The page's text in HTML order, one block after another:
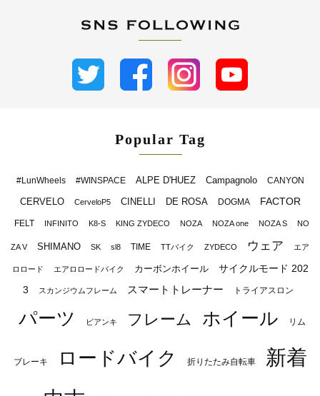
Popular Tag
#LunWheels #WINSPACE ALPE D'HUEZ Campagnolo CANYON
CERVELO CerveloP5 CINELLI DE ROSA DOGMA FACTOR
FELT INFINITO K8-S KING ZYDECO NOZA NOZA one NOZA S NO
ZA V SHIMANO SK sl8 TIME TTバイク ZYDECO ウェア エア
ロロード エアロロードバイク カーボンホイール
サイクルモード 202
3
スカンジウムフレーム スマートトレーナー トライアスロン
パーツ ビアンキ フレーム ホイール リム
ブレーキ ロードバイク 折りたたみ自転車
新着